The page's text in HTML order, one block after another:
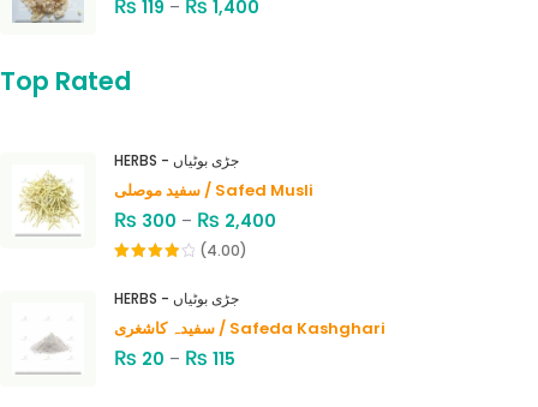
₨ 119 – ₨ 1,400
Top Rated
HERBS - جڑی بوٹیاں
سفید موصلی / Safed Musli
₨ 300 – ₨ 2,400
of 5
(4.00)
HERBS - جڑی بوٹیاں
سفیدہ کاشغری / Safeda Kashghari
₨ 20 – ₨ 115